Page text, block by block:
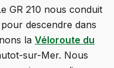
GR 210 nous conduit
descendre dans
la Véloroute du
sur-Mer. Nous